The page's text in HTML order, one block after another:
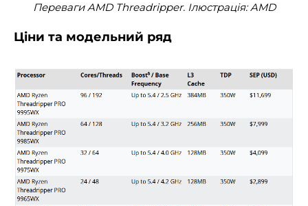
Переваги AMD Threadripper. Ілюстрація: AMD
Ціни та модельний ряд